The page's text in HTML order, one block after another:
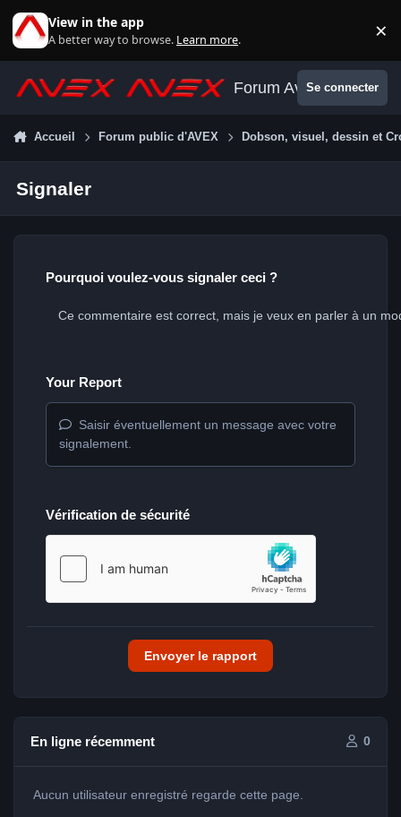
View in the app
A better way to browse. Learn more. ×
Forum AvexSe connecter
Accueil Forum public d'AVEX Dobson, visuel, dessin et
Signaler
Pourquoi voulez-vous signaler ceci ?
Your Report
Saisir éventuellement un message avec votre
signalement.
Vérification de sécurité
Envoyer le rapport
En ligne récemment 0
Aucun utilisateur enregistré regarde cette page.